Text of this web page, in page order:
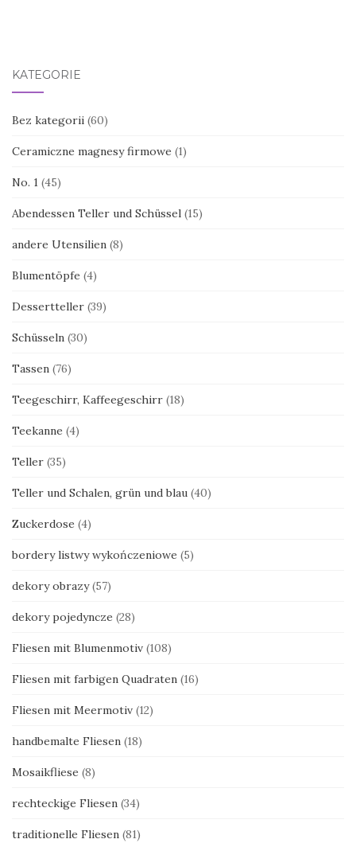
KATEGORIE
Bez kategorii (60)
Ceramiczne magnesy firmowe (1)
No. 1 (45)
Abendessen Teller und Schüssel (15)
andere Utensilien (8)
Blumentöpfe (4)
Dessertteller (39)
Schüsseln (30)
Tassen (76)
Teegeschirr, Kaffeegeschirr (18)
Teekanne (4)
Teller (35)
Teller und Schalen, grün und blau (40)
Zuckerdose (4)
bordery listwy wykończeniowe (5)
dekory obrazy (57)
dekory pojedyncze (28)
Fliesen mit Blumenmotiv (108)
Fliesen mit farbigen Quadraten (16)
Fliesen mit Meermotiv (12)
handbemalte Fliesen (18)
Mosaikfliese (8)
rechteckige Fliesen (34)
traditionelle Fliesen (81)